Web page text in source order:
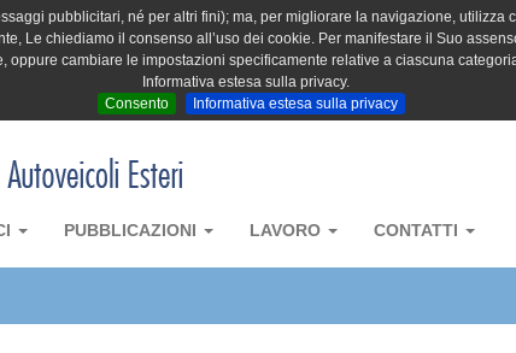
pubblicitari, né per altri fini); ma, per migliorare la navigazione,
Le chiediamo il consenso all’uso dei cookie. Per manifestare il Suo
cambiare le impostazioni specificamente relative a ciascuna
Informativa estesa sulla privacy.
Consento
Informativa estesa sulla privacy
PUBBLICAZIONI LAVORO CONTATTI